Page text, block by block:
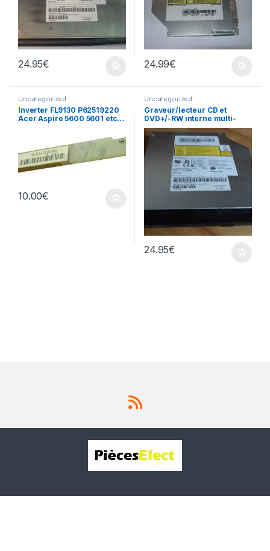
24.95€ 24.99€
Uncategorized
Inverter FL9130 P62519220
Acer Aspire 5600 5601 etc…
10.00€
Uncategorized
Graveur/lecteur CD et
DVD+/-RW interne multi-
recorder portable AD-7585H
24.95€